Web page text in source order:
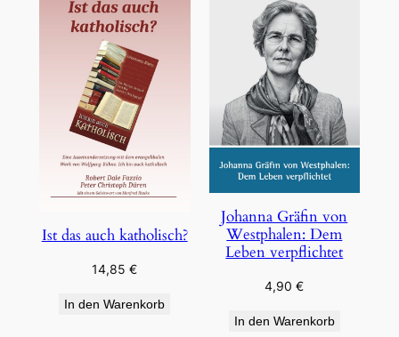
Ist das auch katholisch?
14,85€
In den Warenkorb
Johanna Gräfin von
Westphalen: Dem
Leben verpflichtet
4,90€
In den Warenkorb